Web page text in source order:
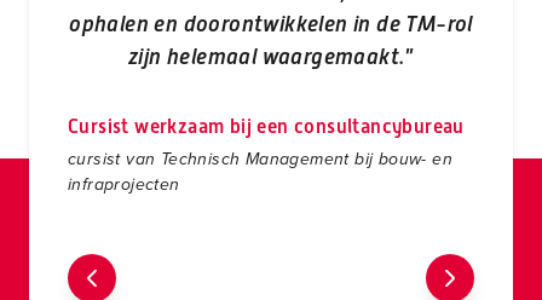
ophalen en doorontwikkelen in de TM-rol
zijn helemaal waargemaakt."
Cursist werkzaam bij een consultancybureau
cursist van Technisch Management bij bouw- en
infraprojecten